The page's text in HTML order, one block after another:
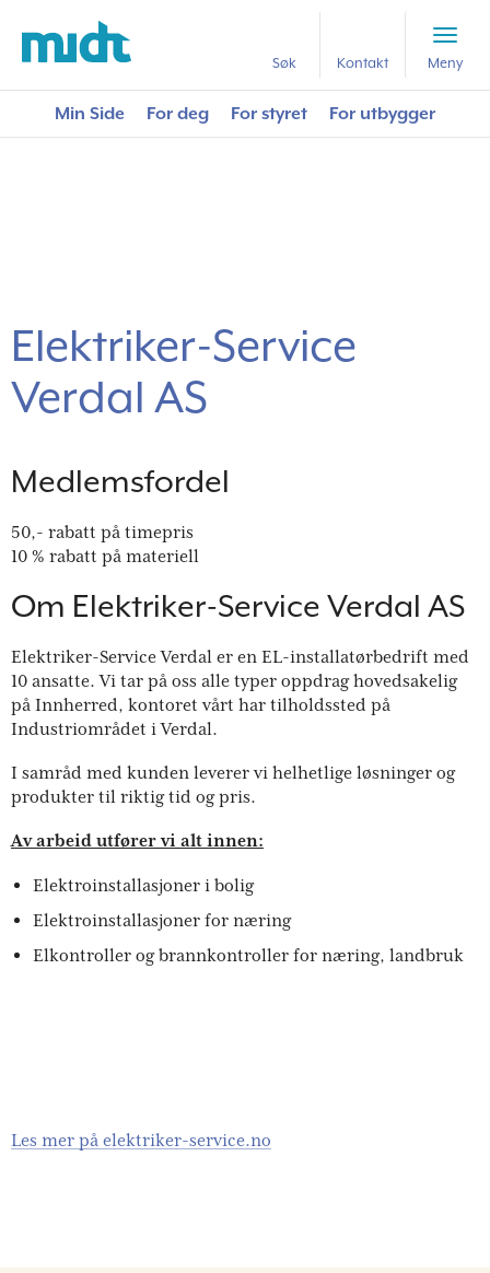
Søk Kontakt Meny
Min Side For deg For styret For utbygger
Forside
Medlemsfordeler
Elektriker-Service Verdal AS
Elektriker-Service
Verdal AS
Medlemsfordel
50,- rabatt på timepris
10 % rabatt på materiell
Om Elektriker-Service Verdal AS
Elektriker-Service Verdal er en EL-installatørbedrift med
10 ansatte. Vi tar på oss alle typer oppdrag hovedsakelig
på Innherred, kontoret vårt har tilholdssted på
Industriområdet i Verdal.
I samråd med kunden leverer vi helhetlige løsninger og
produkter til riktig tid og pris.
Av arbeid utfører vi alt innen:
Elektroinstallasjoner i bolig
Elektroinstallasjoner for næring
Elkontroller og brannkontroller for næring, landbruk
Les mer på elektriker-service.no